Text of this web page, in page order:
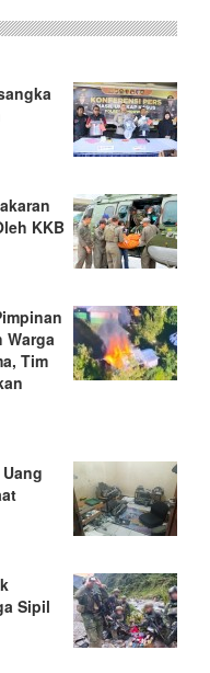
KKB
Warga
Tim
Sipil